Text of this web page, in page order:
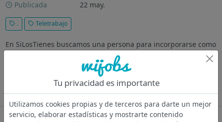
Publicada
22 may.
. Teletrabajo
En SiLosTienes buscamos una persona para incorporarse como
Director/a Comercial a Xiléa Ingredients , la nueva marca de
ingredientes funcionales de La Vendita , especializada en
soluciones a partir de Aloe Vera para sectores como
Ver más
Oferta desactivada
Tu privacidad es importante
Utilizamos cookies propias y de terceros para darte un mejor
servicio, elaborar estadísticas y mostrarte contenido